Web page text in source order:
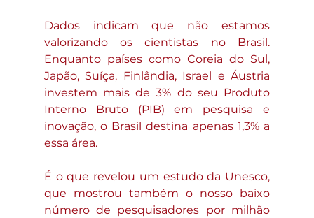
Dados indicam que não estamos
valorizando os cientistas no Brasil.
Enquanto países como Coreia do Sul,
Japão, Suíça, Finlândia, Israel e Áustria
investem mais de 3% do seu Produto
Interno Bruto (PIB) em pesquisa e
inovação, o Brasil destina apenas 1,3% a
essa área.
É o que revelou um estudo da Unesco,
que mostrou também o nosso baixo
número de pesquisadores por milhão